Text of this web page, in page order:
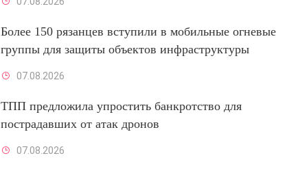
Более 150 рязанцев вступили в мобильные огневые
группы для защиты объектов инфраструктуры
07.08.2026
ТПП предложила упростить банкротство для
пострадавших от атак дронов
07.08.2026